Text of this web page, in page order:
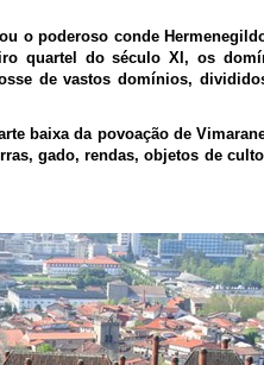
o poderoso conde
quartel do século XI, os
de vastos domínios,
baixa da povoação de
gado, rendas, objetos de